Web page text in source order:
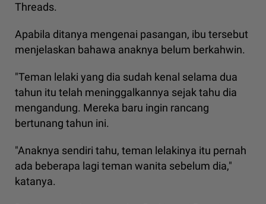
Threads.
Apabila ditanya mengenai pasangan, ibu tersebut
menjelaskan bahawa anaknya belum berkahwin.
"Teman lelaki yang dia sudah kenal selama dua
tahun itu telah meninggalkannya sejak tahu dia
mengandung. Mereka baru ingin rancang
bertunang tahun ini.
"Anaknya sendiri tahu, teman lelakinya itu pernah
ada beberapa lagi teman wanita sebelum dia,"
katanya.